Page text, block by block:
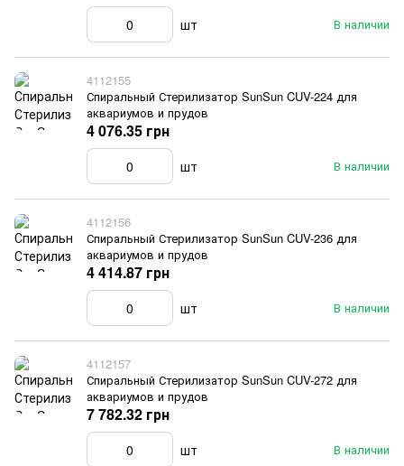
В наличии
шт
4112155
Спиральный Стерилизатор SunSun CUV-224 для
аквариумов и прудов
В наличии
4 076.35 грн
шт
4112156
Спиральный Стерилизатор SunSun CUV-236 для
аквариумов и прудов
В наличии
4 414.87 грн
шт
4112157
Спиральный Стерилизатор SunSun CUV-272 для
аквариумов и прудов
В наличии
7 782.32 грн
шт